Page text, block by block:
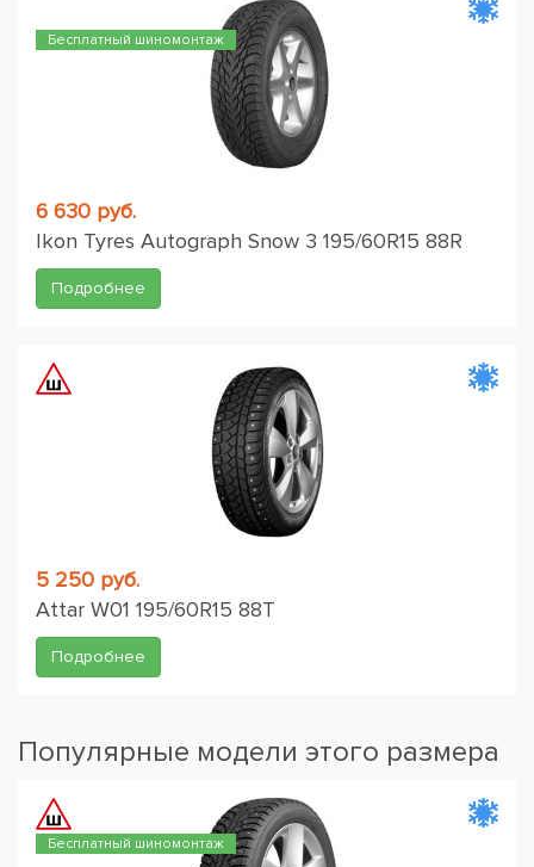
Бесплатный шиномонтаж
6 630 руб.
Ikon Tyres Autograph Snow 3 195/60R15 88R
Подробнее
5 250 руб.
Attar W01 195/60R15 88T
Подробнее
Популярные модели этого размера
Бесплатный шиномонтаж